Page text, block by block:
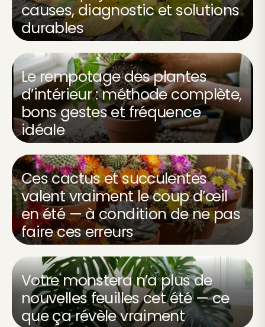
causes, diagnostic et solutions
durables
Le rempotage des plantes
d’intérieur : méthode complète,
bons gestes et fréquence
idéale
Ces cactus et succulentes
valent vraiment le coup d’œil
en été — à condition de ne pas
faire ces erreurs
Votre monstera n’a plus de
nouvelles feuilles cet été — ce
que ça révèle vraiment